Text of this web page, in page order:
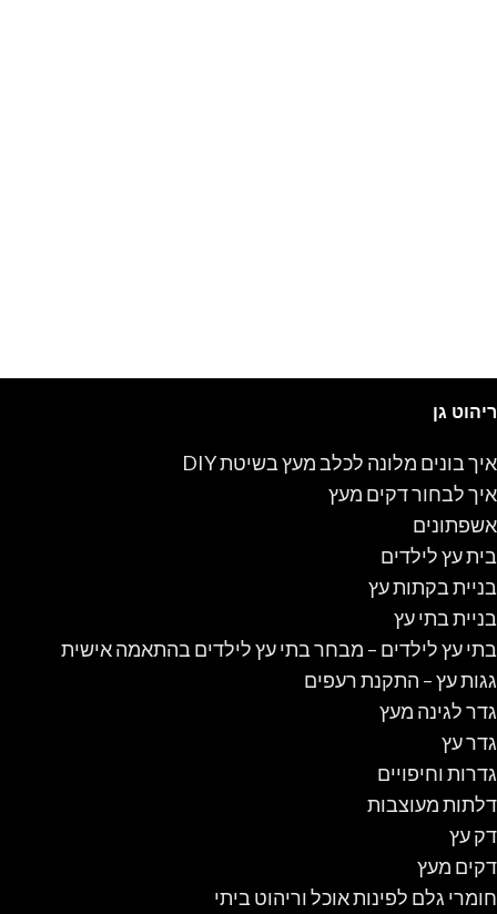
ריהוט גן
איך בונים מלונה לכלב מעץ בשיטת DIY
איך לבחור דקים מעץ
אשפתונים
בית עץ לילדים
בניית בקתות עץ
בניית בתי עץ
בתי עץ לילדים – מבחר בתי עץ לילדים בהתאמה אישית
גגות עץ – התקנת רעפים
גדר לגינה מעץ
גדר עץ
גדרות וחיפויים
דלתות מעוצבות
דק עץ
דקים מעץ
חומרי גלם לפינות אוכל וריהוט ביתי